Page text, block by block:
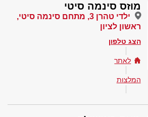
מוזס סינמה סיטי
ילדי טהרן 3, מתחם סינמה סיטי,
ראשון לציון
הצג טלפון
לאתר
המלצות